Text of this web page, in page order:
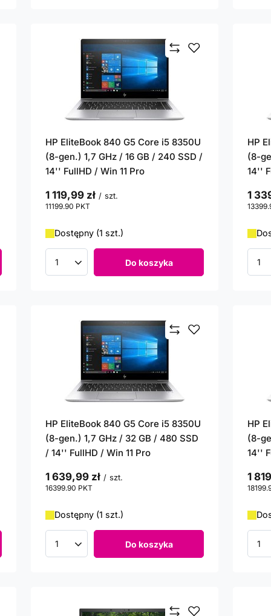
HP EliteBook 840 G5 Core i5 8350U
(8-gen.) 1,7 GHz / 16 GB / 240 SSD /
14'' FullHD / Win 11 Pro
1 119,99 zł / szt.
11199.90 PKT
Dostępny (1 szt.)
Ilość produktów Do koszyka
HP
(8-
14''
1
HP EliteBook 840 G5 Core i5 8350U
(8-gen.) 1,7 GHz / 32 GB / 480 SSD
/ 14'' FullHD / Win 11 Pro
1 639,99 zł / szt.
16399.90 PKT
Dostępny (1 szt.)
Ilość produktów Do koszyka
HP
(8-
14''
1